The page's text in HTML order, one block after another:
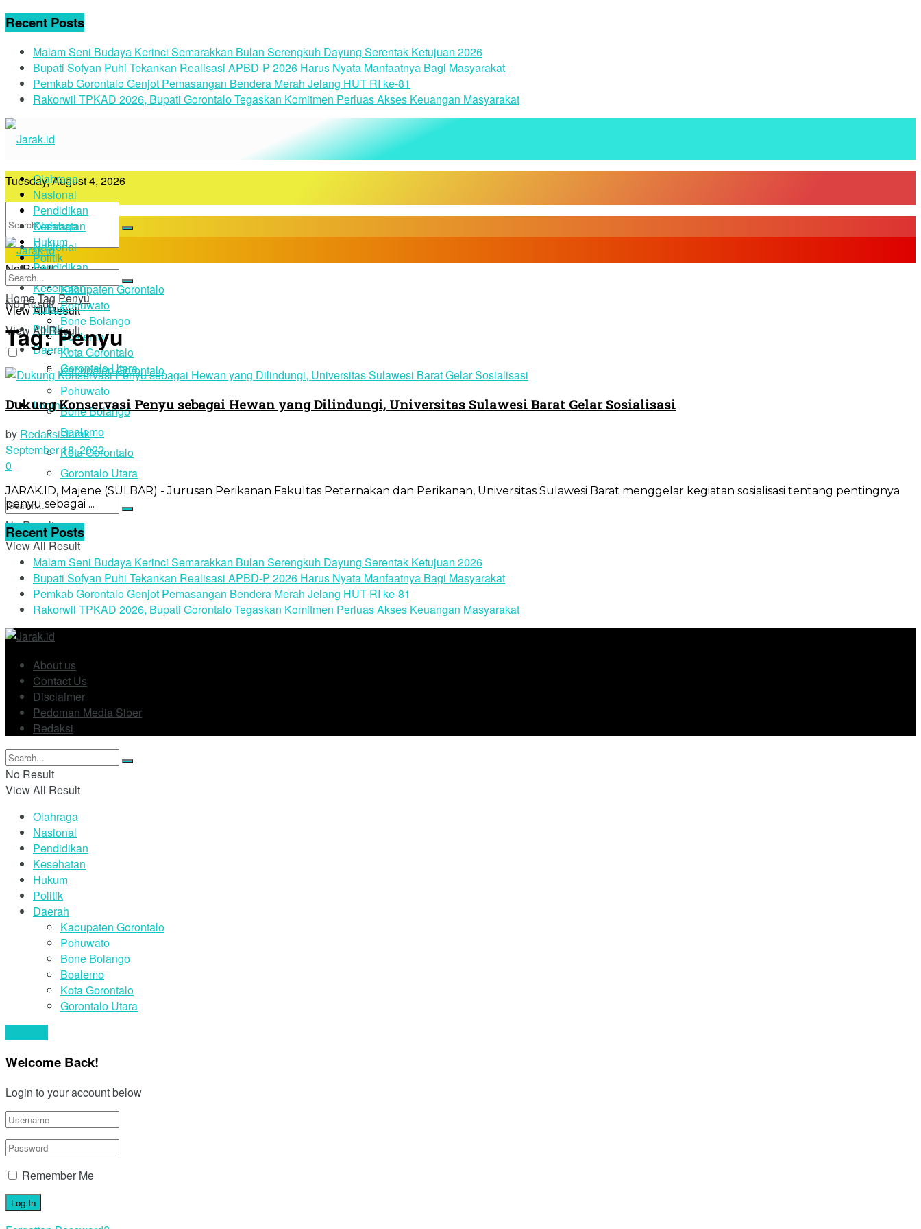
Recent Posts
Malam Seni Budaya Kerinci Semarakkan Bulan Serengkuh Dayung Serentak Ketujuan 2026
Bupati Sofyan Puhi Tekankan Realisasi APBD-P 2026 Harus Nyata Manfaatnya Bagi Masyarakat
Pemkab Gorontalo Genjot Pemasangan Bendera Merah Jelang HUT RI ke-81
Rakorwil TPKAD 2026, Bupati Gorontalo Tegaskan Komitmen Perluas Akses Keuangan Masyarakat
Tuesday, August 4, 2026
No Result
View All Result
Login
Olahraga
Nasional
Pendidikan
Kesehatan
Hukum
Politik
Daerah
Kabupaten Gorontalo
Pohuwato
Bone Bolango
Boalemo
Kota Gorontalo
Gorontalo Utara
Olahraga
Nasional
Pendidikan
Kesehatan
Hukum
Politik
Daerah
Kabupaten Gorontalo
Pohuwato
Bone Bolango
Boalemo
Kota Gorontalo
Gorontalo Utara
No Result
View All Result
No Result
View All Result
HomeTagPenyu
Tag:Penyu
Dukung Konservasi Penyu sebagai Hewan yang Dilindungi, Universitas Sulawesi Barat Gelar Sosialisasi
by Redaksi Jarak
September 18, 2022
0
JARAK.ID, Majene (SULBAR) - Jurusan Perikanan Fakultas Peternakan dan Perikanan, Universitas Sulawesi Barat menggelar kegiatan sosialisasi tentang pentingnya
penyu sebagai ...
Recent Posts
Malam Seni Budaya Kerinci Semarakkan Bulan Serengkuh Dayung Serentak Ketujuan 2026
Bupati Sofyan Puhi Tekankan Realisasi APBD-P 2026 Harus Nyata Manfaatnya Bagi Masyarakat
Pemkab Gorontalo Genjot Pemasangan Bendera Merah Jelang HUT RI ke-81
Rakorwil TPKAD 2026, Bupati Gorontalo Tegaskan Komitmen Perluas Akses Keuangan Masyarakat
About us
Contact Us
Disclaimer
Pedoman Media Siber
Redaksi
No Result
View All Result
Olahraga
Nasional
Pendidikan
Kesehatan
Hukum
Politik
Daerah
Kabupaten Gorontalo
Pohuwato
Bone Bolango
Boalemo
Kota Gorontalo
Gorontalo Utara
Welcome Back!
Login to your account below
Remember Me